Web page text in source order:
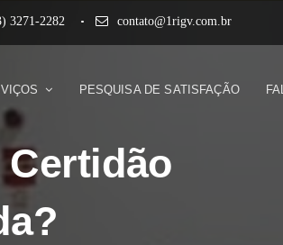
3271-2282 contato@1rigv.com.br
PESQUISA DE SATISFAÇÃO
Certidão